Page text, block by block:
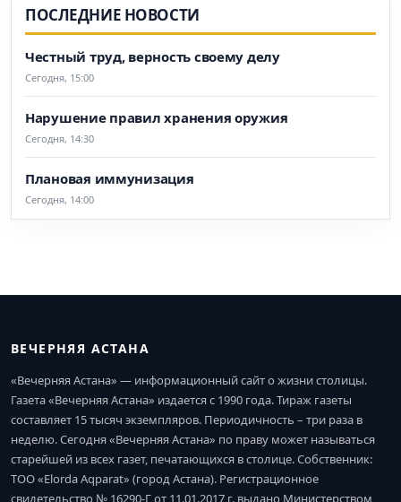
ПОСЛЕДНИЕ НОВОСТИ
Честный труд, верность своему делу
Сегодня, 15:00
Нарушение правил хранения оружия
Сегодня, 14:30
Плановая иммунизация
Сегодня, 14:00
ВЕЧЕРНЯЯ АСТАНА
«Вечерняя Астана» — информационный сайт о жизни столицы.
Газета «Вечерняя Астана» издается с 1990 года. Тираж газеты
составляет 15 тысяч экземпляров. Периодичность – три раза в
неделю. Сегодня «Вечерняя Астана» по праву может называться
старейшей из всех газет, печатающихся в столице. Собственник:
ТОО «Elorda Aqparat» (город Астана). Регистрационное
свидетельство № 16290-Г от 11.01.2017 г. выдано Министерством